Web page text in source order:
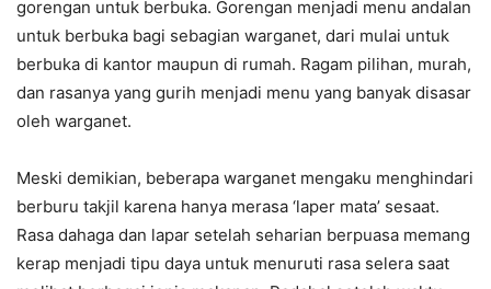
gorengan untuk berbuka. Gorengan menjadi menu andalan
untuk berbuka bagi sebagian warganet, dari mulai untuk
berbuka di kantor maupun di rumah. Ragam pilihan, murah,
dan rasanya yang gurih menjadi menu yang banyak disasar
oleh warganet.
Meski demikian, beberapa warganet mengaku menghindari
berburu takjil karena hanya merasa ‘laper mata’ sesaat.
Rasa dahaga dan lapar setelah seharian berpuasa memang
kerap menjadi tipu daya untuk menuruti rasa selera saat